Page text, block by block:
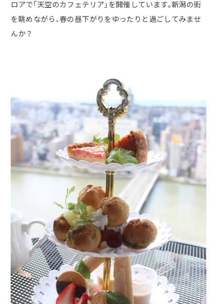
ロアで「天空のカフェテリア」を開催しています。新潟の街
を眺めながら、春の昼下がりをゆったりと過ごしてみませ
んか？